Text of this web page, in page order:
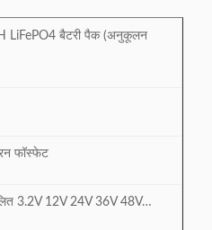
LiFePO4 बैटरी पैक (अनुकूलन
फॉस्फेट
3.2V 12V 24V 36V 48V…